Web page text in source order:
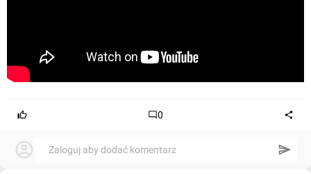
0
Zaloguj aby dodać komentarz